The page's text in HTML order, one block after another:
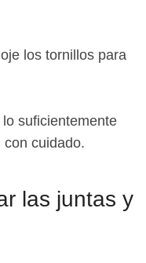
los tornillos para
suficientemente
cuidado.
las juntas y